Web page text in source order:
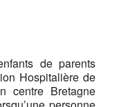
de parents
Hospitalière de
centre Bretagne